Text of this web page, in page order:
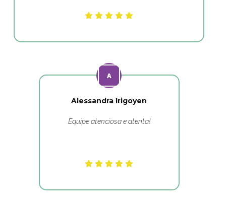
Alessandra Irigoyen
Equipe atenciosa e atenta!